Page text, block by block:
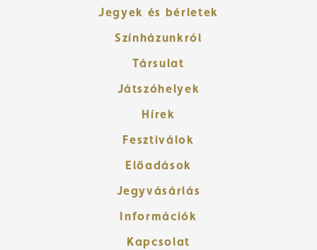
Jegyek és bérletek
Színházunkról
Társulat
Játszóhelyek
Hírek
Fesztiválok
Előadások
Jegyvásárlás
Információk
Kapcsolat